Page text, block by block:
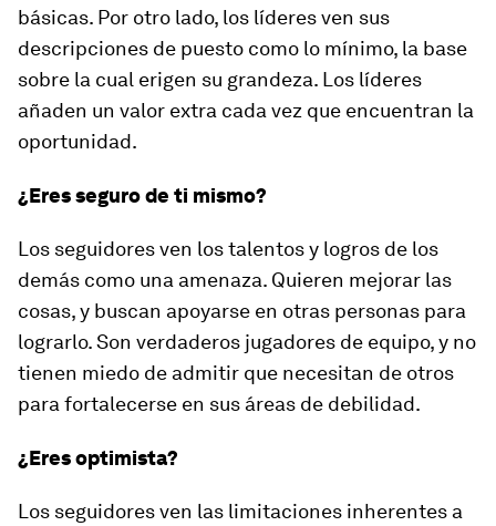
básicas. Por otro lado, los líderes ven sus
descripciones de puesto como lo mínimo, la base
sobre la cual erigen su grandeza. Los líderes
añaden un valor extra cada vez que encuentran la
oportunidad.
¿Eres seguro de ti mismo?
Los seguidores ven los talentos y logros de los
demás como una amenaza. Quieren mejorar las
cosas, y buscan apoyarse en otras personas para
lograrlo. Son verdaderos jugadores de equipo, y no
tienen miedo de admitir que necesitan de otros
para fortalecerse en sus áreas de debilidad.
¿Eres optimista?
Los seguidores ven las limitaciones inherentes a